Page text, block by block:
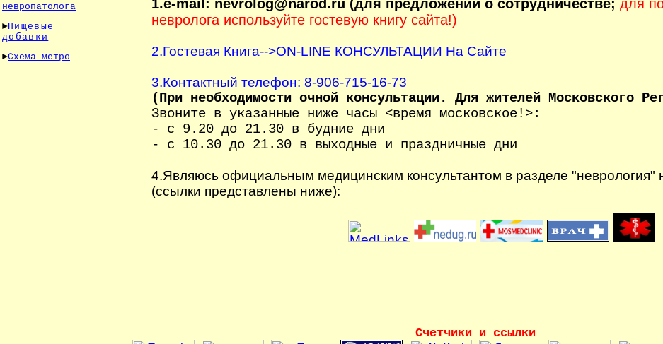
невропатолога
►Пищевые
добавки
►Схема метро
1.e-mail: nevrolog@narod.ru (для предложений о сотрудничестве; для
невролога используйте гостевую книгу сайта!)
2.Гостевая Книга-->ON-LINE КОНСУЛЬТАЦИИ На Сайте
3.Контактный телефон: 8-906-715-16-73
(При необходимости очной консультации. Для жителей Московского
Звоните в указанные ниже часы <время московское!>:
- с 9.20 до 21.30 в будние дни
- с 10.30 до 21.30 в выходные и праздничные дни
4.Являюсь официальным медицинским консультантом в разделе
(ссылки представлены ниже):
Счетчики и ссылки